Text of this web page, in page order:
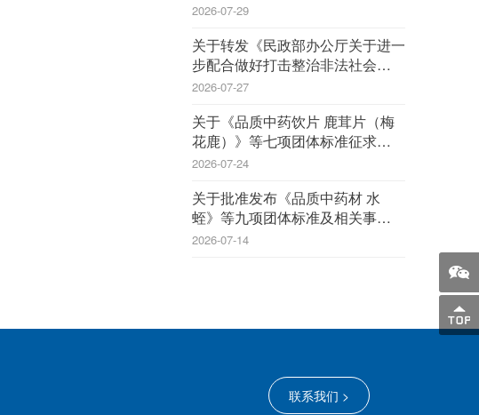
2026-07-29
关于转发《民政部办公厅关于进一
步配合做好打击整治非法社会组织
工作的通知》的通知
2026-07-27
关于《品质中药饮片 鹿茸片（梅
花鹿）》等七项团体标准征求意见
的函
2026-07-24
关于批准发布《品质中药材 水
蛭》等九项团体标准及相关事宜的
公告
2026-07-14
联系我们 >